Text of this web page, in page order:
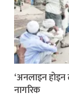
‘अनलाइन होइन
नागरिक